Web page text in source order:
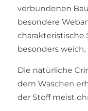
verbundenen
besondere
besonders
Die natürliche
dem Waschen
der Stoff meist